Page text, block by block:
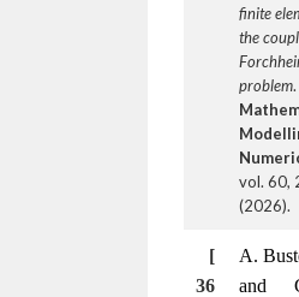
finite
the
problem.
vol. 60,
(2026).
[
36
A.
and